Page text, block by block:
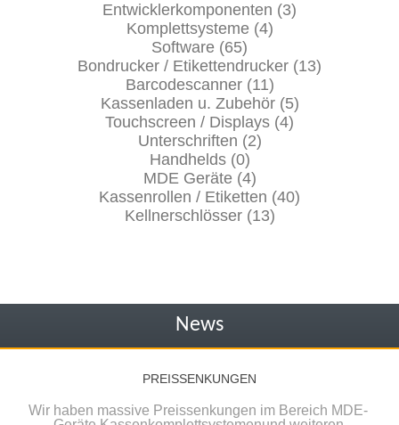
Entwicklerkomponenten (3)
Komplettsysteme (4)
Software (65)
Bondrucker / Etikettendrucker (13)
Barcodescanner (11)
Kassenladen u. Zubehör (5)
Touchscreen / Displays (4)
Unterschriften (2)
Handhelds (0)
MDE Geräte (4)
Kassenrollen / Etiketten (40)
Kellnerschlösser (13)
News
PREISSENKUNGEN
Wir haben massive Preissenkungen im Bereich MDE-